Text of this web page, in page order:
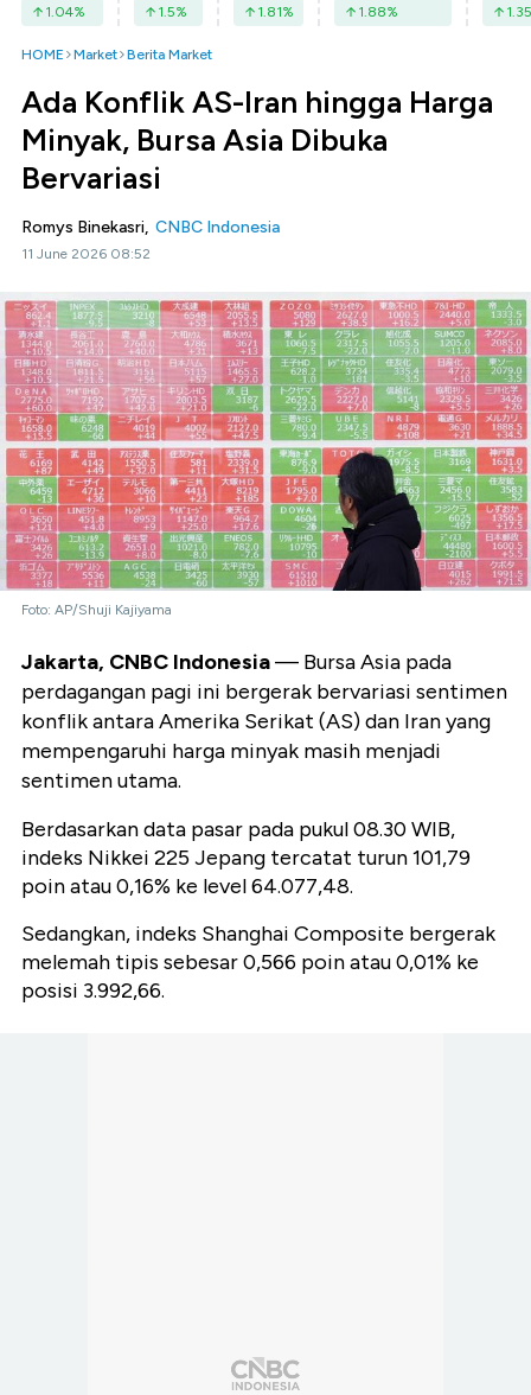
1.04% 1.5% 1.81% 1.88% 1.35
HOME Market Berita Market
Ada Konflik AS-Iran hingga Harga
Minyak, Bursa Asia Dibuka
Bervariasi
Romys Binekasri, CNBC Indonesia
11 June 2026 08:52
Foto: AP/Shuji Kajiyama
Jakarta, CNBC Indonesia— Bursa Asia pada
perdagangan pagi ini bergerak bervariasi sentimen
konflik antara Amerika Serikat (AS) dan Iran yang
mempengaruhi harga minyak masih menjadi
sentimen utama.
Berdasarkan data pasar pada pukul 08.30 WIB,
indeks Nikkei 225 Jepang tercatat turun 101,79
poin atau 0,16% ke level 64.077,48.
Sedangkan, indeks Shanghai Composite bergerak
melemah tipis sebesar 0,566 poin atau 0,01% ke
posisi 3.992,66.